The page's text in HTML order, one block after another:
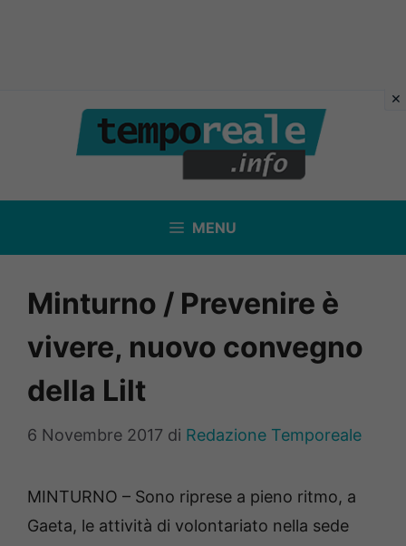
contenuto
MENU
Minturno / Prevenire è
vivere, nuovo convegno
della Lilt
6 Novembre 2017 di Redazione Temporeale
MINTURNO – Sono riprese a pieno ritmo, a
Gaeta, le attività di volontariato nella sede